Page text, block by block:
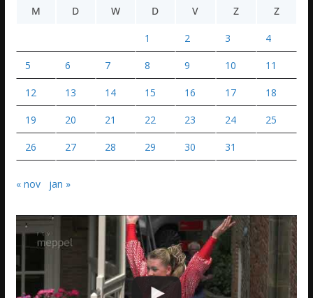
M
D W D V Z Z
1 2 3 4
5 6 7 8 9 10 11
12 13 14 15 16 17 18
19 20 21 22 23 24 25
26 27 28 29 30 31
« nov jan »